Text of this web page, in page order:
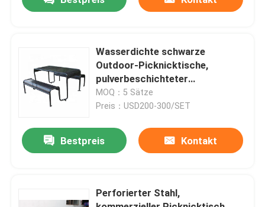
Qualitätskontrolle
Neuigkeiten
Bitte um ein Angebot
Holzbänke im Freien
Wasserdichte schwarze
Outdoor-Picknicktische,
pulverbeschichteter
Stahltischstuhl
MOQ：5 Sätze
Preis：USD200-300/SET
Bestpreis Kontakt
Perforierter Stahl,